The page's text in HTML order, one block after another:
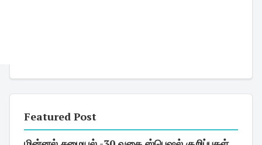
Featured Post